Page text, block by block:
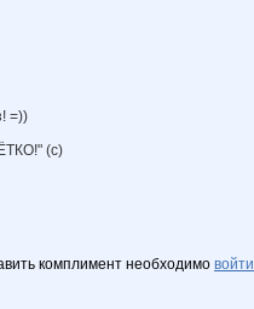
=))
(с)
комплимент необходимо войти